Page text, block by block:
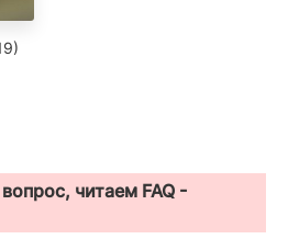
читаем FAQ -